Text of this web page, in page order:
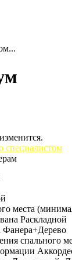
специалистом
места
Раскладной
Фанера+Дерево
спального